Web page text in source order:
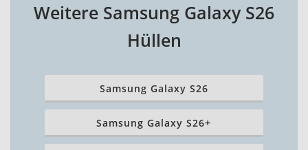
Weitere Samsung Galaxy S26
Hüllen
Samsung Galaxy S26
Samsung Galaxy S26+